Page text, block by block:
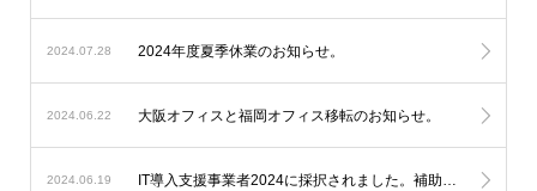
2024.07.28 2024年度夏季休業のお知らせ。
2024.06.22 大阪オフィスと福岡オフィス移転のお知らせ。
2024.06.19 IT導入支援事業者2024に採択されました。補助金を利用したオンラインサロン開発が可能になります。